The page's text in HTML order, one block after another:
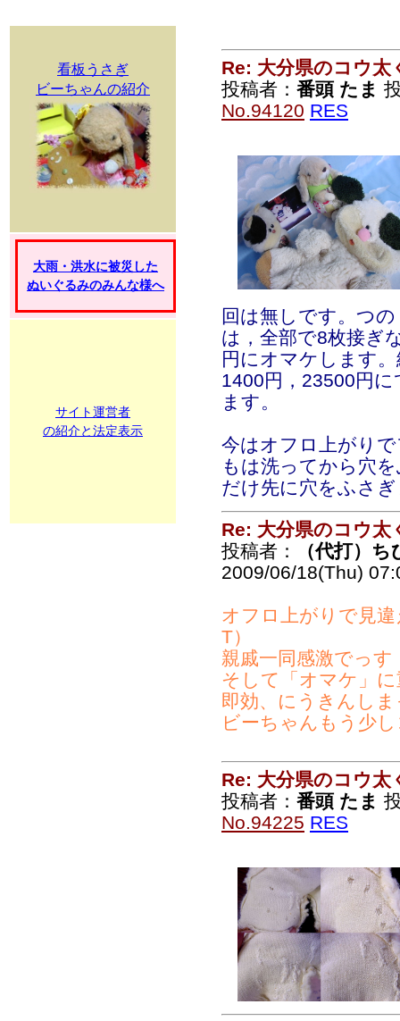
看板うさぎ
ビーちゃんの紹介
大雨・洪水に被災した
ぬいぐるみのみんな様へ
サイト運営者
の紹介と法定表示
Re: 大分県のコウ太
投稿者： 番頭 たま
No.94120 RES
回は無しです。つ
は，全部で8枚接ぎ
円にオマケします
1400円，23500円
ます。
今はオフロ上がり
もは洗ってから穴
だけ先に穴をふさ
Re: 大分県のコウ太
投稿者：
（代打）
2009/06/18(Thu)
オフロ上がりで見
T）
親戚一同感激でっす
そして「オマケ」
即効、にうきんし
ビーちゃんもう少
Re: 大分県のコウ太
投稿者： 番頭 たま
No.94225 RES